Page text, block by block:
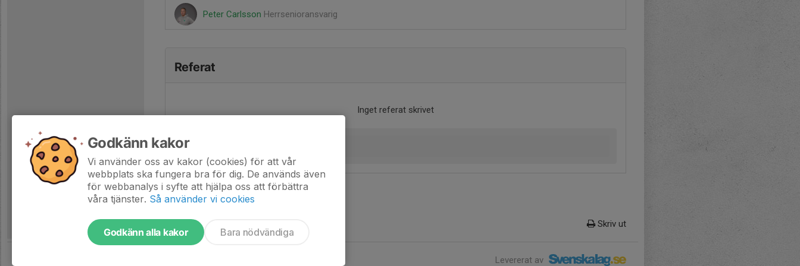
Peter Carlsson Herrsenioransvarig
Referat
Inget referat skrivet
Skriv ut
Levererat av
Godkänn kakor
Vi använder oss av kakor (cookies) för att vår
webbplats ska fungera bra för dig. De används även
för webbanalys i syfte att hjälpa oss att förbättra
våra tjänster. Så använder vi cookies
Godkänn alla kakor Bara nödvändiga